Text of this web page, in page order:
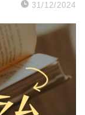
31/12/2024